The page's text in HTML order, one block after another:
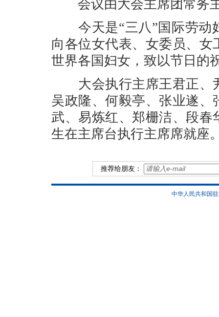
会议由大会主席团常务
今天是“三八”国际劳动
向各位女代表、女委员、
世界各国妇女，致以节日的
大会执行主席王君正、
吴政隆、何毅亭、张业遂
武、易炼红、郑栅洁、段
生在主席台执行主席席就座
推荐给朋友：
中华人民共和国